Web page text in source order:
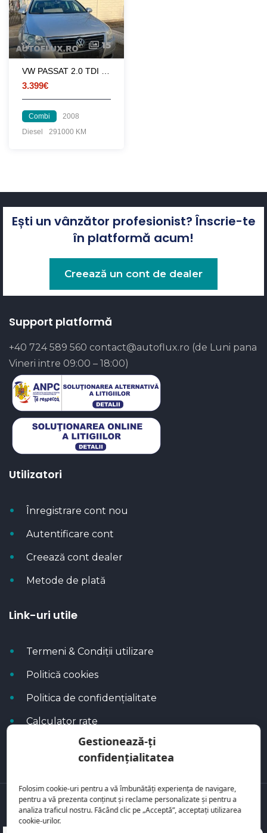
Gestionează-ți
confidențialitatea
Folosim cookie-uri pentru a vă îmbunătăți experiența de navigare,
pentru a vă prezenta conținut și reclame personalizate și pentru a
analiza traficul nostru. Făcând clic pe „Acceptă”, acceptați utilizarea
cookie-urilor.
15
3.399€
Combi
2008
Diesel
291000 KM
Ești un vânzător profesionist? Înscrie-te
în platformă acum!
Creează un cont de dealer
Support platformă
+40 724 589 560 contact@autoflux.ro (de Luni pana
Vineri intre 09:00 – 18:00)
Utilizatori
Înregistrare cont nou
Autentificare cont
Creează cont dealer
Metode de plată
Link-uri utile
Termeni & Condiții utilizare
Politică cookies
Politica de confidențialitate
Calculator rate
Blog Autoflux
Toate mașinile se regăsesc peAutoFlux